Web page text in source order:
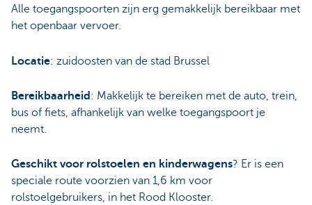
Alle toegangspoorten zijn erg gemakkelijk bereikbaar met
het openbaar vervoer.
Locatie: zuidoosten van de stad Brussel
Bereikbaarheid : Makkelijk te bereiken met de auto, trein,
bus of fiets, afhankelijk van welke toegangspoort je
neemt.
Geschikt voor rolstoelen en kinderwagens? Er is een
speciale route voorzien van 1,6 km voor
rolstoelgebruikers, in het Rood Klooster.